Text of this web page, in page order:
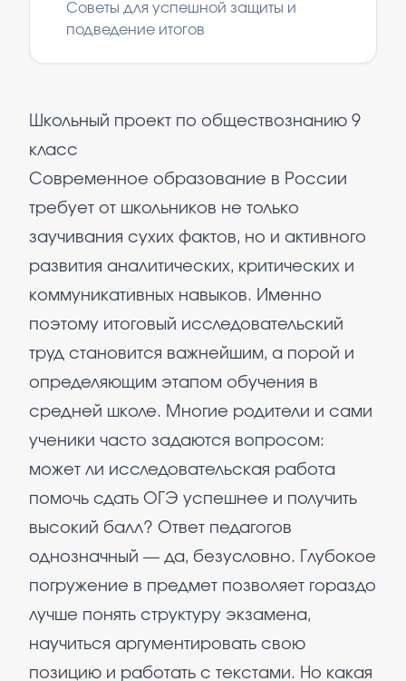
Советы для успешной защиты и
подведение итогов
Школьный проект по обществознанию 9
класс
Современное образование в России
требует от школьников не только
заучивания сухих фактов, но и активного
развития аналитических, критических и
коммуникативных навыков. Именно
поэтому итоговый исследовательский
труд становится важнейшим, а порой и
определяющим этапом обучения в
средней школе. Многие родители и сами
ученики часто задаются вопросом:
может ли исследовательская работа
помочь сдать ОГЭ успешнее и получить
высокий балл? Ответ педагогов
однозначный — да, безусловно. Глубокое
погружение в предмет позволяет гораздо
лучше понять структуру экзамена,
научиться аргументировать свою
позицию и работать с текстами. Но какая